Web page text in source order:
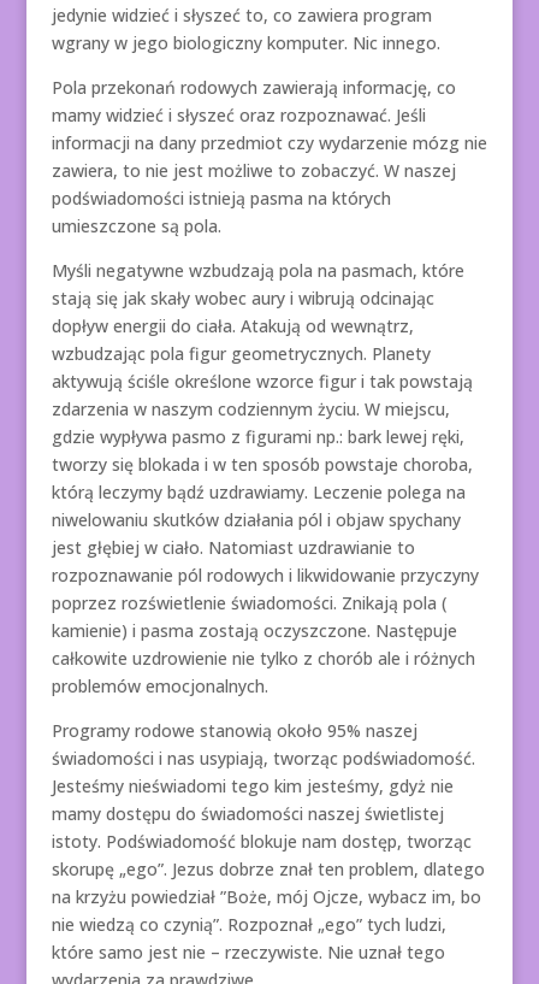
jedynie widzieć i słyszeć to, co zawiera program
wgrany w jego biologiczny komputer. Nic innego.
Pola przekonań rodowych zawierają informację, co
mamy widzieć i słyszeć oraz rozpoznawać. Jeśli
informacji na dany przedmiot czy wydarzenie mózg nie
zawiera, to nie jest możliwe to zobaczyć. W naszej
podświadomości istnieją pasma na których
umieszczone są pola.
Myśli negatywne wzbudzają pola na pasmach, które
stają się jak skały wobec aury i wibrują odcinając
dopływ energii do ciała. Atakują od wewnątrz,
wzbudzając pola figur geometrycznych. Planety
aktywują ściśle określone wzorce figur i tak powstają
zdarzenia w naszym codziennym życiu. W miejscu,
gdzie wypływa pasmo z figurami np.: bark lewej ręki,
tworzy się blokada i w ten sposób powstaje choroba,
którą leczymy bądź uzdrawiamy. Leczenie polega na
niwelowaniu skutków działania pól i objaw spychany
jest głębiej w ciało. Natomiast uzdrawianie to
rozpoznawanie pól rodowych i likwidowanie przyczyny
poprzez rozświetlenie świadomości. Znikają pola (
kamienie) i pasma zostają oczyszczone. Następuje
całkowite uzdrowienie nie tylko z chorób ale i różnych
problemów emocjonalnych.
Programy rodowe stanowią około 95% naszej
świadomości i nas usypiają, tworząc podświadomość.
Jesteśmy nieświadomi tego kim jesteśmy, gdyż nie
mamy dostępu do świadomości naszej świetlistej
istoty. Podświadomość blokuje nam dostęp, tworząc
skorupę „ego”. Jezus dobrze znał ten problem, dlatego
na krzyżu powiedział ”Boże, mój Ojcze, wybacz im, bo
nie wiedzą co czynią”. Rozpoznał „ego” tych ludzi,
które samo jest nie – rzeczywiste. Nie uznał tego